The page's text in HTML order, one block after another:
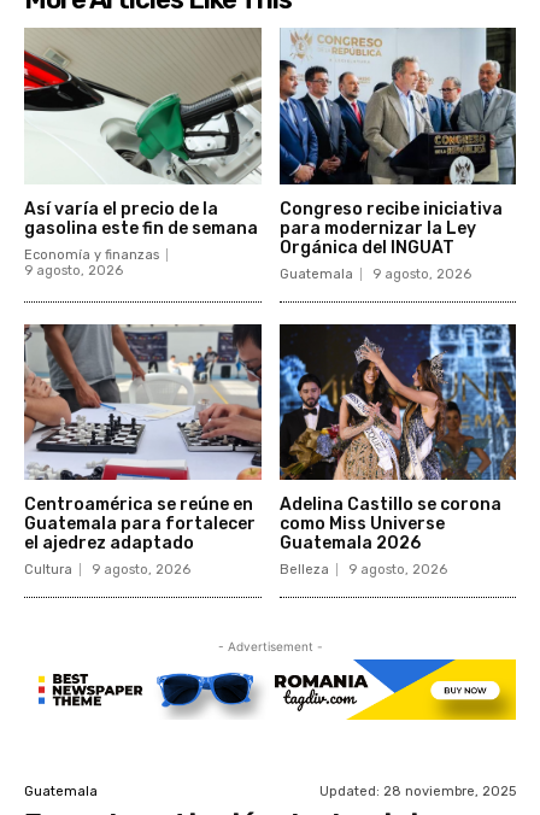
Así varía el precio de la
gasolina este fin de semana
Economía y finanzas
9 agosto, 2026
Congreso recibe iniciativa
para modernizar la Ley
Orgánica del INGUAT
Guatemala 9 agosto, 2026
Centroamérica se reúne en
Guatemala para fortalecer
el ajedrez adaptado
Cultura 9 agosto, 2026
Adelina Castillo se corona
como Miss Universe
Guatemala 2026
Belleza 9 agosto, 2026
- Advertisement -